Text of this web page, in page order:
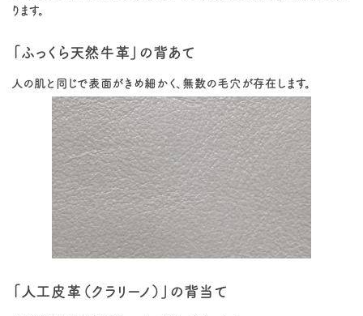
ります。
「ふっくら天然牛革」の背あて
人の肌と同じで表面がきめ細かく、無数の毛穴が存在します。
「人工皮革（クラリーノ）」の背当て